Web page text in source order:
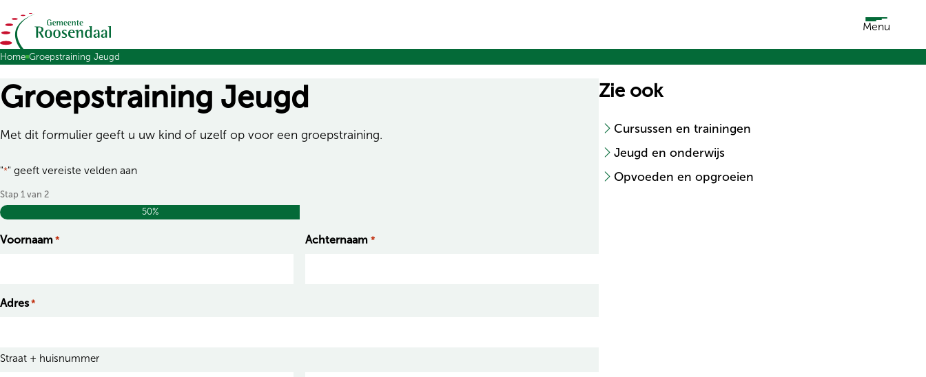
Ga naar de inhoud Menu
Home Groepstraining Jeugd
Groepstraining Jeugd
Met dit formulier geeft u uw kind of uzelf op voor een groepstraining.
"*" geeft vereiste velden aan
Stap 1 van 2
50%
Voornaam * Achternaam *
Adres *
Straat + huisnummer
Zie ook
Cursussen en trainingen
Jeugd en onderwijs
Opvoeden en opgroeien
van
2,